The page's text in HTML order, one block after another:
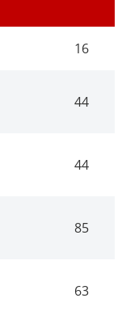
16
44
44
85
63